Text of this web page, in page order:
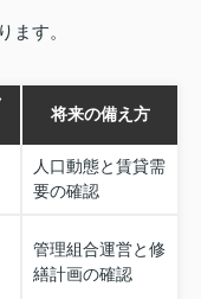
ます。
将来の備え方
人口動態と賃貸需
要の確認
管理組合運営と修
繕計画の確認